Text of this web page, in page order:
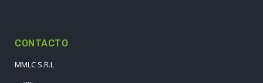
CONTACTO
MMLC S.R.L